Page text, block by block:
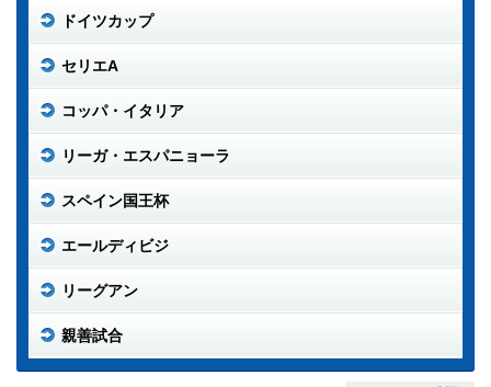
ドイツカップ
セリエA
コッパ・イタリア
リーガ・エスパニョーラ
スペイン国王杯
エールディビジ
リーグアン
親善試合